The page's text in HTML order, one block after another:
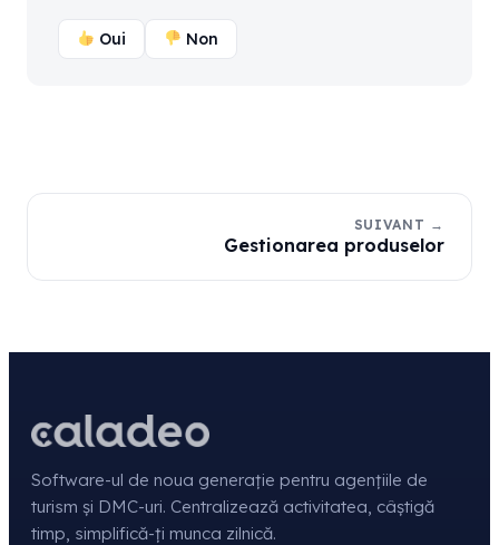
Oui Non
SUIVANT →
Gestionarea produselor
Software-ul de noua generație pentru agențiile de
turism și DMC-uri. Centralizează activitatea, câștigă
timp, simplifică-ți munca zilnică.